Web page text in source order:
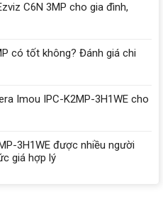
C6N 3MP cho gia đình,
có tốt không? Đánh giá chi
Imou IPC-K2MP-3H1WE cho
3H1WE được nhiều người
giá hợp lý